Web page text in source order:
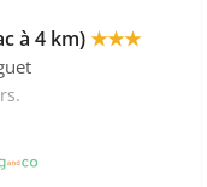
à 4 km)★★★